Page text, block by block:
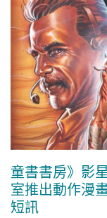
童書書房》影
室推出動作漫
短訊